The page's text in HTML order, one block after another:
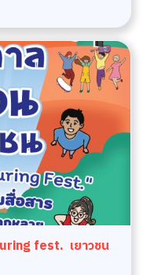
fest. ‍️‍️ เยาวชน